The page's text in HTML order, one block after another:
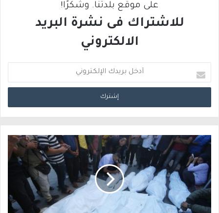
على موقع بلدتنا. وشكرًا!
للاشتراك فى نشرة البريد
الالكتروني
د
خ
ب
ي
د
ك